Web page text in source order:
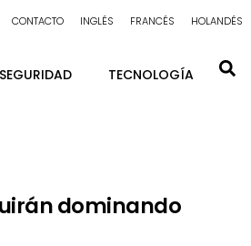
CONTACTO INGLÉS FRANCÉS HOLANDÉS
SEGURIDAD TECNOLOGÍA
dominando